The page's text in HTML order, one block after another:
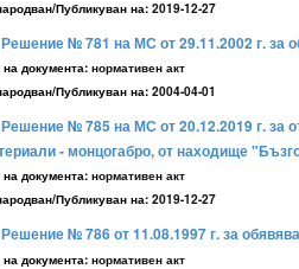
Публикуван на: 2019-12-27
Решение № 781 на МС от 29.11.2002 г. за
на документа: нормативен акт
Публикуван на: 2004-04-01
Решение № 785 на МС от 20.12.2019 г. за
- монцогабро, от находище
на документа: нормативен акт
Публикуван на: 2019-12-27
Решение № 786 от 11.08.1997 г. за
на документа: нормативен акт